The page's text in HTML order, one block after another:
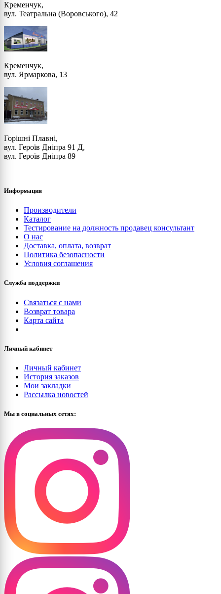
Кременчук,
вул. Театральна (Воровського), 42
Кременчук,
вул. Ярмаркова, 13
Горішні Плавні,
вул. Героїв Дніпра 91 Д,
вул. Героїв Дніпра 89
Информация
Производители
Каталог
Тестирование на должность продавец консультант
О нас
Доставка, оплата, возврат
Политика безопасности
Условия соглашения
Служба поддержки
Связаться с нами
Возврат товара
Карта сайта
Личный кабинет
Личный кабинет
История заказов
Мои закладки
Рассылка новостей
Мы в социальных сетях: